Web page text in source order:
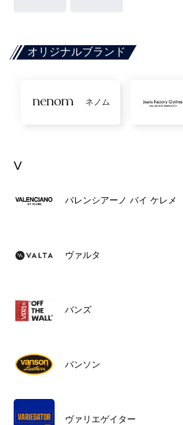
オリジナルブランド
ネノム
V
バレンシアーノ バイ ケレメ
ヴァルタ
バンズ
バンソン
ヴァリエゲイター